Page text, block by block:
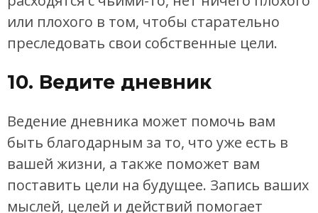
или плохого в том, чтобы старательно
преследовать свои собственные цели.
10. Ведите дневник
Ведение дневника может помочь вам
быть благодарным за то, что уже есть в
вашей жизни, а также поможет вам
поставить цели на будущее. Запись ваших
мыслей, целей и действий помогает